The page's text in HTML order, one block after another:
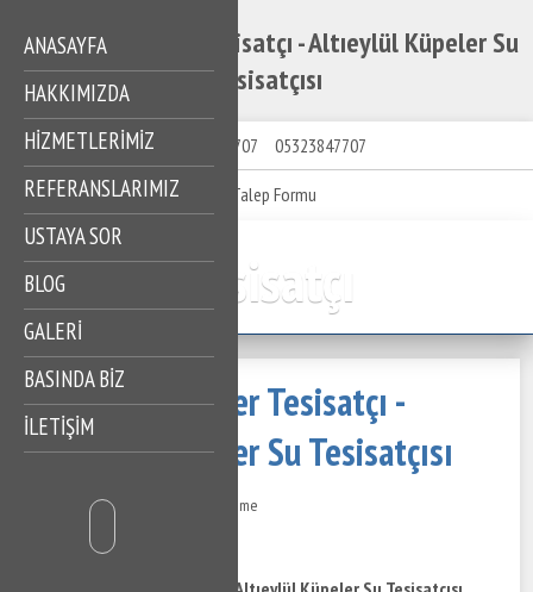
Altıeylül Küpeler Tesisatçı - Altıeylül Küpeler Su
Tesisatçısı
ANASAYFA
HAKKIMIZDA
HIZMETLERIMIZ
REFERANSLARIMIZ
USTAYA SOR
BLOG
GALERİ
BASINDA BİZ
İLETİŞİM
05323847707 05323847707
Talep Formu
Tesisatçı
Altıeylül Küpeler Tesisatçı -
Altıeylül Küpeler Su Tesisatçısı
24 Temmuz 2022 370 Görüntüleme
İçindekiler